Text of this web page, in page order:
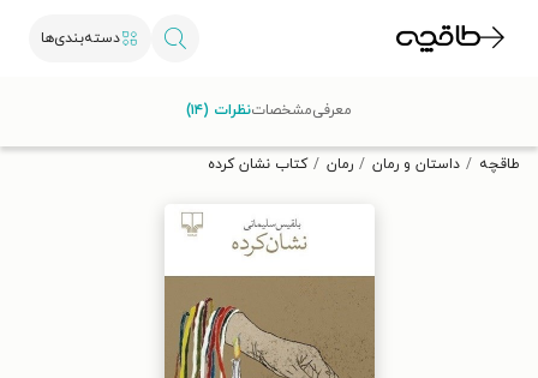
دسته‌بندی‌ها
تخفیف از طاقچه دریافت کن.
طاقچه داستان و رمان رمان کتاب نشان کرده
معرفیمشخصاتنظرات (۱۴)